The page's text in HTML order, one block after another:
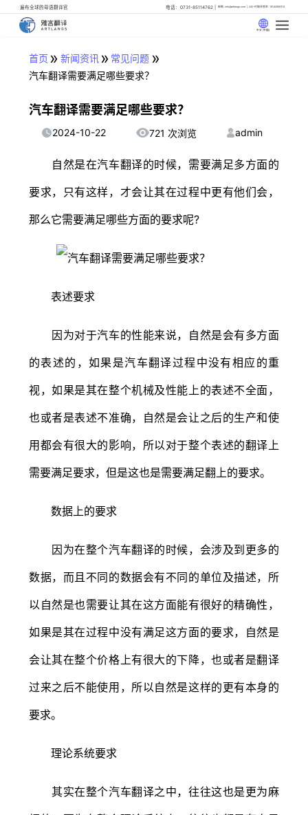
遍布全球的母语翻译官 电话：0731-85114762 邮箱: info@artlangs.com 24小时翻译管家: 18142666316
中文 (中国)
首页 » 新闻资讯» 常见问题 »
汽车翻译需要满足哪些要求？
汽车翻译需要满足哪些要求？
2024-10-22 721 次浏览 admin
自然是在汽车翻译的时候，需要满足多方面的
要求，只有这样，才会让其在过程中更有他们会，
那么它需要满足哪些方面的要求呢?
表述要求
因为对于汽车的性能来说，自然是会有多方面
的表述的，如果是汽车翻译过程中没有相应的重
视，如果是其在整个机械及性能上的表述不全面，
也或者是表述不准确，自然是会让之后的生产和使
用都会有很大的影响，所以对于整个表述的翻译上
需要满足要求，但是这也是需要满足翻上的要求。
数据上的要求
因为在整个汽车翻译的时候，会涉及到更多的
数据，而且不同的数据会有不同的单位及描述，所
以自然是也需要让其在这方面能有很好的精确性，
如果是其在过程中没有满足这方面的要求，自然是
会让其在整个价格上有很大的下降，也或者是翻译
过来之后不能使用，所以自然是这样的更有本身的
要求。
理论系统要求
其实在整个汽车翻译之中，往往这也是更为麻